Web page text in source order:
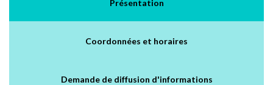
Présentation
Coordonnées et horaires
Demande de diffusion d'informations